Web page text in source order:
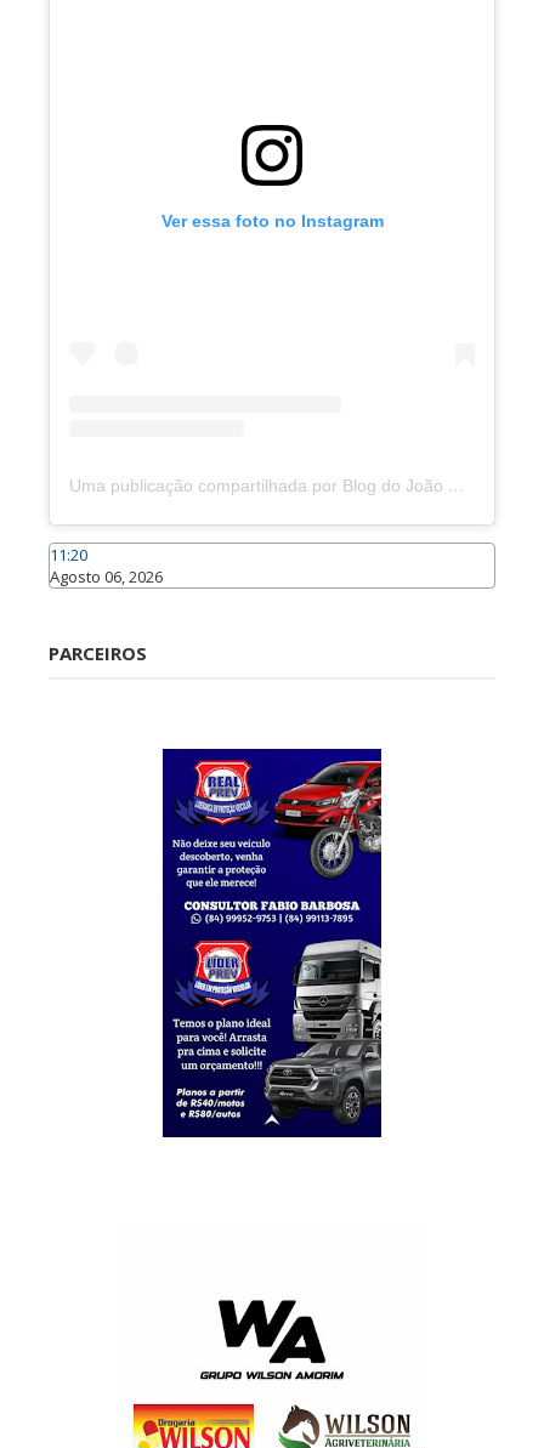
Ver essa foto no Instagram
Uma publicação compartilhada por Blog do João Marcolino (@joaomarcolinoneto)
11:20
Agosto 06, 2026
PARCEIROS